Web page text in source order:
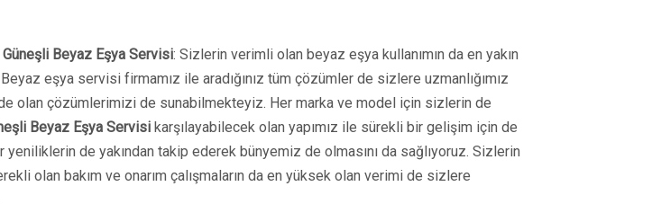
Güneşli Beyaz Eşya Servisi: Sizlerin verimli olan beyaz eşya kullanımın da en yakın
Beyaz eşya servisi firmamız ile aradığınız tüm çözümler de sizlere uzmanlığımız
olan çözümlerimizi de sunabilmekteyiz. Her marka ve model için sizlerin de
Beyaz Eşya Servisi karşılayabilecek olan yapımız ile sürekli bir gelişim için de
de yakından takip ederek bünyemiz de olmasını da sağlıyoruz. Sizlerin
olan bakım ve onarım çalışmaların da en yüksek olan verimi de sizlere